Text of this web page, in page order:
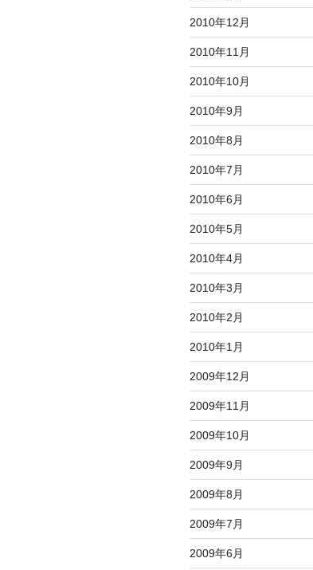
2010年12月
2010年11月
2010年10月
2010年9月
2010年8月
2010年7月
2010年6月
2010年5月
2010年4月
2010年3月
2010年2月
2010年1月
2009年12月
2009年11月
2009年10月
2009年9月
2009年8月
2009年7月
2009年6月